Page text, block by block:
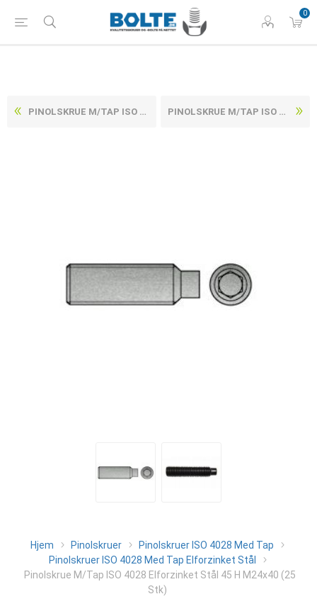
0
PINOLSKRUE M/TAP ISO 4028 ELFORZINKET STÅL 45 H M24X30 (50 STK) PINOLSKRUE M/TAP ISO 4028 ELFORZINKET STÅL 45 H M3X10 (1000 STK)
Hjem Pinolskruer
Pinolskruer ISO 4028 Med Tap
Pinolskruer ISO 4028 Med Tap Elforzinket Stål
Pinolskrue M/Tap ISO 4028 Elforzinket Stål 45 H M24x40 (25
Stk)